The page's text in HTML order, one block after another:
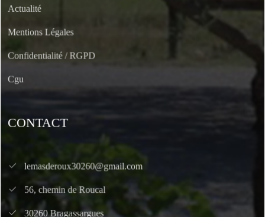
Actualité
Mentions Légales
Confidentialité / RGPD
Cgu
CONTACT
lemasderoux30260@gmail.com
56, chemin de Roucal
30260 Bragassargues